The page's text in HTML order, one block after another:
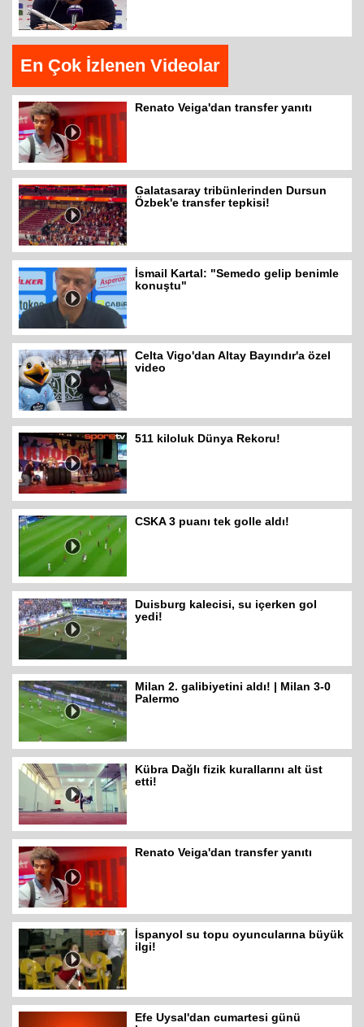
En Çok İzlenen Videolar
Renato Veiga'dan transfer yanıtı
Galatasaray tribünlerinden Dursun
Özbek'e transfer tepkisi!
İsmail Kartal: "Semedo gelip benimle
konuştu"
Celta Vigo'dan Altay Bayındır'a özel
video
511 kiloluk Dünya Rekoru!
CSKA 3 puanı tek golle aldı!
Duisburg kalecisi, su içerken gol
yedi!
Milan 2. galibiyetini aldı! | Milan 3-0
Palermo
Kübra Dağlı fizik kurallarını alt üst
etti!
Renato Veiga'dan transfer yanıtı
İspanyol su topu oyuncularına büyük
ilgi!
Efe Uysal'dan cumartesi günü